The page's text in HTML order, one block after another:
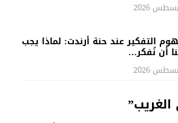
التفكير عند حنة أرندت: لماذا يجب
أن نُفكر…
الغريب”